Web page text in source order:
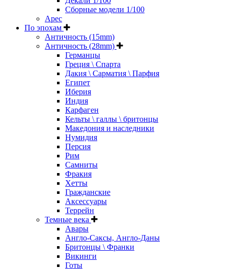
Сборные модели 1/100
Арес
По эпохам
Античность (15mm)
Античность (28mm)
Германцы
Греция \ Спарта
Дакия \ Сарматия \ Парфия
Египет
Иберия
Индия
Карфаген
Кельты \ галлы \ бритонцы
Македония и наследники
Нумидия
Персия
Рим
Самниты
Фракия
Хетты
Гражданские
Аксессуары
Террейн
Темные века
Авары
Англо-Саксы, Англо-Даны
Бритонцы \ Франки
Викинги
Готы